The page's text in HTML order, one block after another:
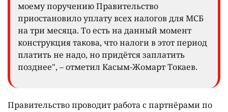
моему поручению Правительство
приостановило уплату всех налогов для МСБ
на три месяца. То есть на данный момент
конструкция такова, что налоги в этот период
платить не надо, но придётся заплатить
позднее", – отметил Касым-Жомарт Токаев.
Правительство проводит работа с партнёрами по